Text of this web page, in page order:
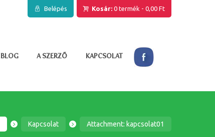
Belépés Kosár: 0 termék -0,00 Ft
BLOG A SZERZŐ KAPCSOLAT
Kapcsolat Attachment: kapcsolat01